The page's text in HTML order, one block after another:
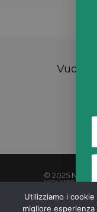
Vuoi
© 2025 Nalkein
16749771008
Utilizziamo i
migliore